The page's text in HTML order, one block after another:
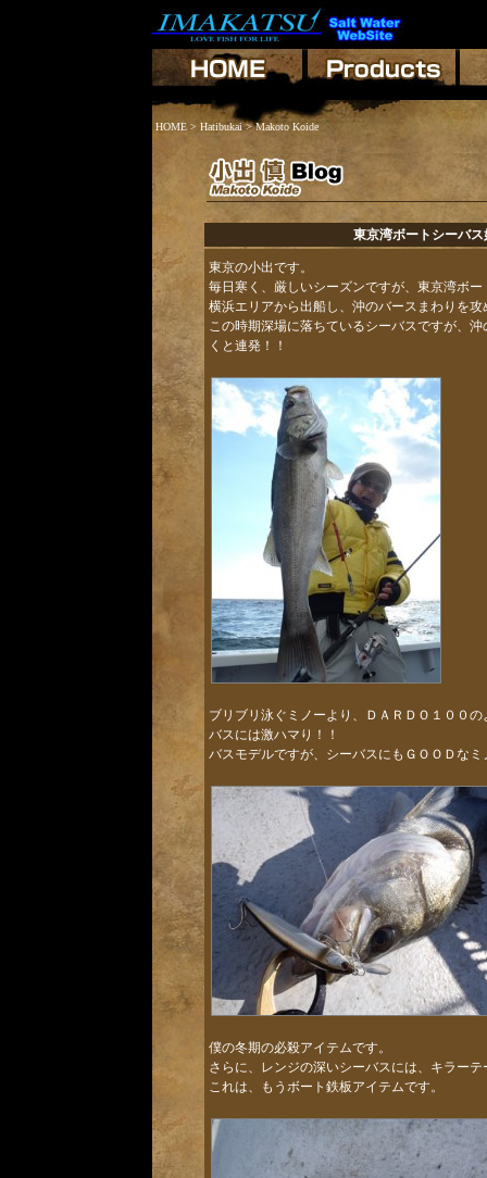
HOME > Hatibukai> Makoto Koide
東京湾ボートシーバ
東京の小出です。
毎日寒く、厳しいシーズンですが、東京湾ボ
横浜エリアから出船し、沖のバースまわりを
この時期深場に落ちているシーバスですが、
くと連発！！
ブリブリ泳ぐミノーより、ＤＡＲＤＯ１００
バスには激ハマり！！
バスモデルですが、シーバスにもＧＯＯＤなミ
僕の冬期の必殺アイテムです。
さらに、レンジの深いシーバスには、キラー
これは、もうボート鉄板アイテムです。